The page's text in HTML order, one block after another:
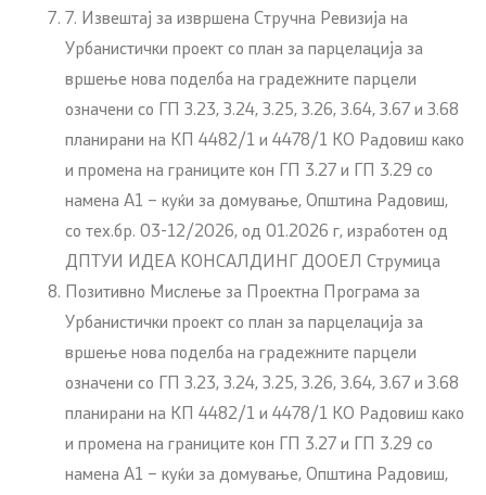
7. Извештај за извршена Стручна Ревизија на
Урбанистички проект со план за парцелација за
вршење нова поделба на градежните парцели
означени со ГП З.23, З.24, З.25, З.26, З.64, З.67 и З.68
планирани на КП 4482/1 и 4478/1 КО Радовиш како
и промена на границите кон ГП 3.27 и ГП 3.29 со
намена А1 – куќи за домување, Општина Радовиш,
со тех.бр. 03-12/2026, од 01.2026 г, изработен од
ДПТУИ ИДЕА КОНСАЛДИНГ ДООЕЛ Струмица
Позитивно Мислење за Проектна Програма за
Урбанистички проект со план за парцелација за
вршење нова поделба на градежните парцели
означени со ГП З.23, З.24, З.25, З.26, З.64, З.67 и З.68
планирани на КП 4482/1 и 4478/1 КО Радовиш како
и промена на границите кон ГП 3.27 и ГП 3.29 со
намена А1 – куќи за домување, Општина Радовиш,